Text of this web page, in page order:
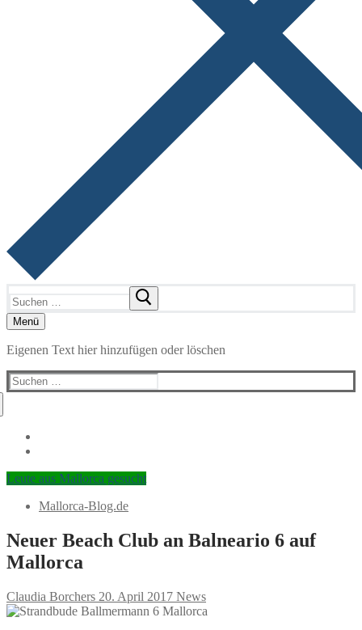
nach:
Menü
Eigenen Text hier hinzufügen oder löschen
Suchen
nach:
Leute aus Mallorca gesucht
Mallorca-Blog.de
Neuer Beach Club an Balneario 6 auf
Mallorca
Claudia Borchers 20. April 2017 News